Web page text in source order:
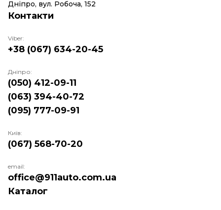
Дніпро, вул. Робоча, 152
Каталог
Контакти
Viber:
+38 (067) 634-20-45
Дніпро:
(050) 412-09-11
(063) 394-40-72
(095) 777-09-91
Київ:
(067) 568-70-20
email:
office@911auto.com.ua